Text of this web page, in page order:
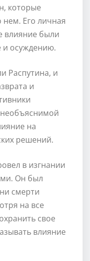
которые
нем. Его личная
влияние были
и осуждению.
Распутина, и
и
на
решений.
в изгнании
Он был
смерти
на все
свое
влияние